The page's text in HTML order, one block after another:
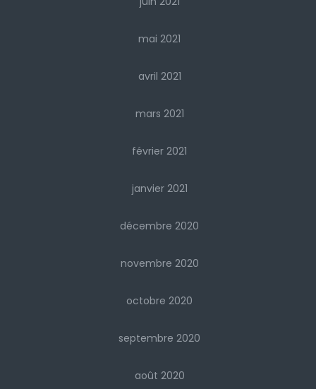
mai 2021
avril 2021
mars 2021
février 2021
janvier 2021
décembre 2020
novembre 2020
octobre 2020
septembre 2020
août 2020